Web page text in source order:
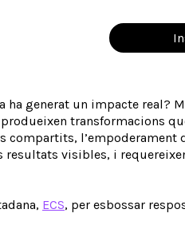
generat un impacte real?
transformacions
compartits, l’empoderament
visibles, i
ECS, per esbossar